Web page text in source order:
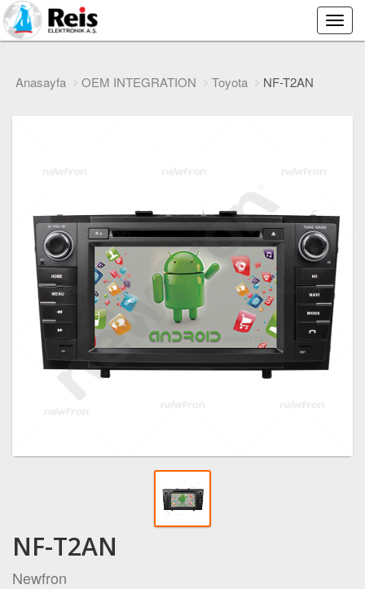
Main
Menu
Anasayfa OEM INTEGRATION Toyota NF-T2AN
NF-T2AN
Newfron